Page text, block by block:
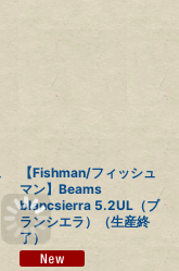
【Fishman/フィッシュ
マン】Beams
blancsierra 5.2UL（ブ
ランシエラ）（生産終
了）